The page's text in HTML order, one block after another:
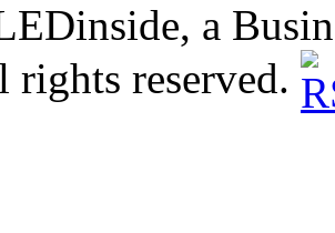
a
rights reserved.